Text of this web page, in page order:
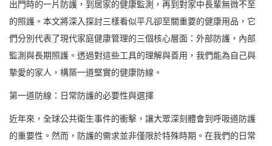
出門時的一片防護，到居家的健康監測，再到對家中長輩無微不至
的照護。本文將深入探討三樣看似平凡卻至關重要的健康用品，它
們分別代表了現代家庭健康管理的三個核心層面：外部防護，內部
監測與長期照護。透過對這些工具的理解與善用，我們能為自己與
摯愛的家人，構築一道堅實的健康防線。
第一道防線：日常防護的必要性與選擇
近年來，全球公共衛生事件的衝擊，讓大眾深刻體會到呼吸道防護
的重要性。然而，防護的需求並非僅限於特殊時期。在我們的日常